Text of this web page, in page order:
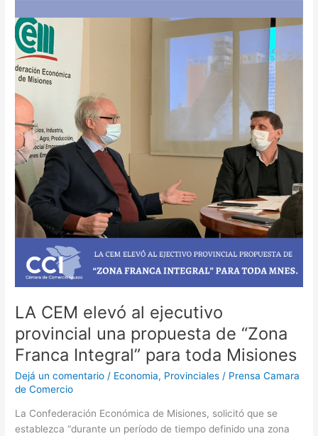
LA CEM elevó al ejecutivo
provincial una propuesta de “Zona
Franca Integral” para toda Misiones
Dejá un comentario / Economia, Provinciales / Prensa Camara
de Comercio
La Confederación Económica de Misiones, solicitó que se
establezca “durante un período de tiempo definido una zona
CEM
elevó
al
ejecutivo
provincial
una
propuesta
de
“Zona
Franca
Integral”
para
toda
Misiones